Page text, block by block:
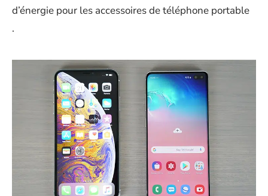
d’énergie pour les accessoires de téléphone portable
.